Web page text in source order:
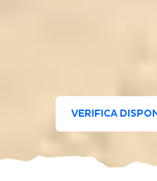
VERIFICA